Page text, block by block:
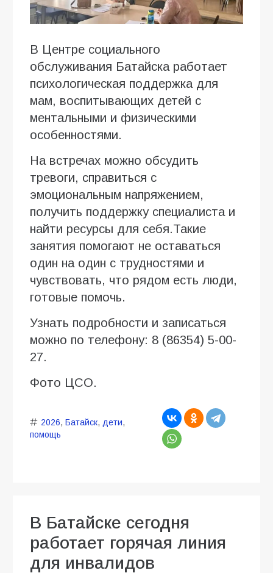
В Центре социального
обслуживания Батайска работает
психологическая поддержка для
мам, воспитывающих детей с
ментальными и физическими
особенностями.
На встречах можно обсудить
тревоги, справиться с
эмоциональным напряжением,
получить поддержку специалиста и
найти ресурсы для себя.Такие
занятия помогают не оставаться
один на один с трудностями и
чувствовать, что рядом есть люди,
готовые помочь.
Узнать подробности и записаться
можно по телефону: 8 (86354) 5-00-
27.
Фото ЦСО.
2026, Батайск, дети,
помощь
В Батайске сегодня
работает горячая линия
для инвалидов